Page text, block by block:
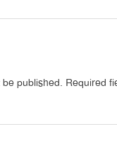
published. Required